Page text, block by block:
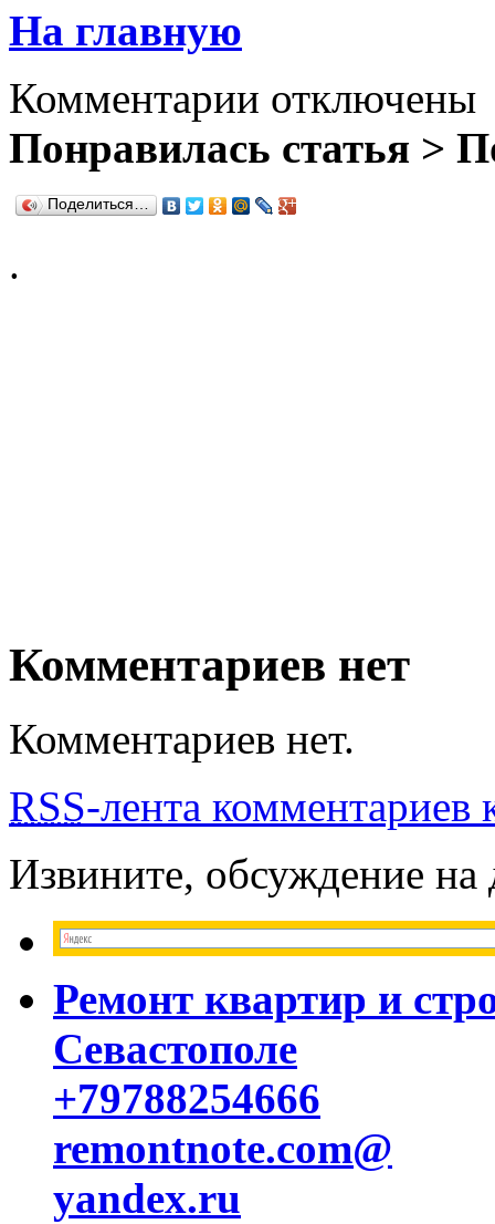
На главную
Комментарии отключены
Понравилась статья >
Поделиться…
.
Комментариев нет
Комментариев нет.
RSS-лента комментариев
Извините, обсуждение
Ремонт квартир и
Севастополе
+79788254666
remontnote.com@
yandex.ru